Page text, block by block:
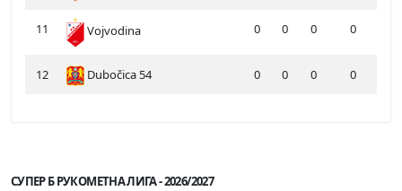
11 Vojvodina 0 0 0 0
12 Dubočica 54 0 0 0 0
СУПЕР Б РУКОМЕТНА ЛИГА - 2026/2027